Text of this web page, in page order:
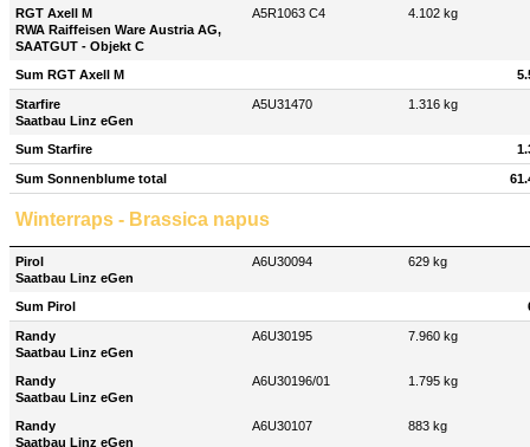
RGT Axell M
RWA Raiffeisen Ware Austria AG,
SAATGUT - Objekt C
A5R1063 C4 4.102 kg
Sum RGT Axell M
Starfire
Saatbau Linz eGen
A5U31470 1.316 kg
Sum Starfire
Sum Sonnenblume total
Winterraps - Brassica napus
Pirol
Saatbau Linz eGen
A6U30094 629 kg
Sum Pirol
Randy
Saatbau Linz eGen
A6U30195 7.960 kg
Randy
Saatbau Linz eGen
A6U30196/01 1.795 kg
Randy
Saatbau Linz eGen
A6U30107 883 kg